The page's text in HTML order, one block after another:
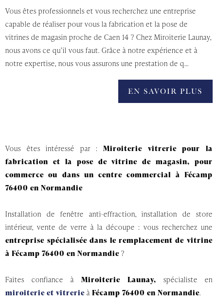
Vous êtes professionnels et vous recherchez une entreprise
capable de réaliser pour vous la fabrication et la pose de
vitrines de magasin proche de Caen 14 ? Chez Miroiterie Launay,
nous avons ce qu’il vous faut. Grâce à notre expérience et à
notre expertise, nous vous assurons une prestation de q...
EN SAVOIR PLUS
Vous êtes intéressé par :Miroiterie vitrerie pour la
fabrication et la pose de vitrine de magasin, pour
commerce ou dans un centre commercial à Fécamp
76400 en Normandie
Installation de fenêtre anti-effraction, installation de store
intérieur, vente de verre à la découpe : vous recherchez une
entreprise spécialisée dans le remplacement de vitrine
à Fécamp 76400 en Normandie?
Faites confiance à Miroiterie Launay, spécialiste en
miroiterie et vitrerieàFécamp 76400 en Normandie.